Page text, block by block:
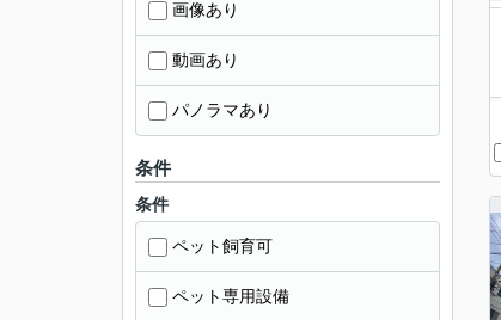
画像あり
動画あり
パノラマあり
条件
条件
ペット飼育可
ペット専用設備